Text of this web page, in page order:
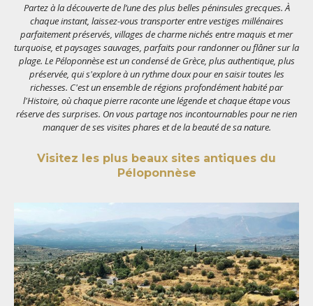
Partez à la découverte de l’une des plus belles péninsules grecques. À
chaque instant, laissez-vous transporter entre vestiges millénaires
parfaitement préservés, villages de charme nichés entre maquis et mer
turquoise, et paysages sauvages, parfaits pour randonner ou flâner sur la
plage. Le Péloponnèse est un condensé de Grèce, plus authentique, plus
préservée, qui s'explore à un rythme doux pour en saisir toutes les
richesses. C'est un ensemble de régions profondément habité par
l'Histoire, où chaque pierre raconte une légende et chaque étape vous
réserve des surprises. On vous partage nos incontournables pour ne rien
manquer de ses visites phares et de la beauté de sa nature.
Visitez les plus beaux sites antiques du
Péloponnèse